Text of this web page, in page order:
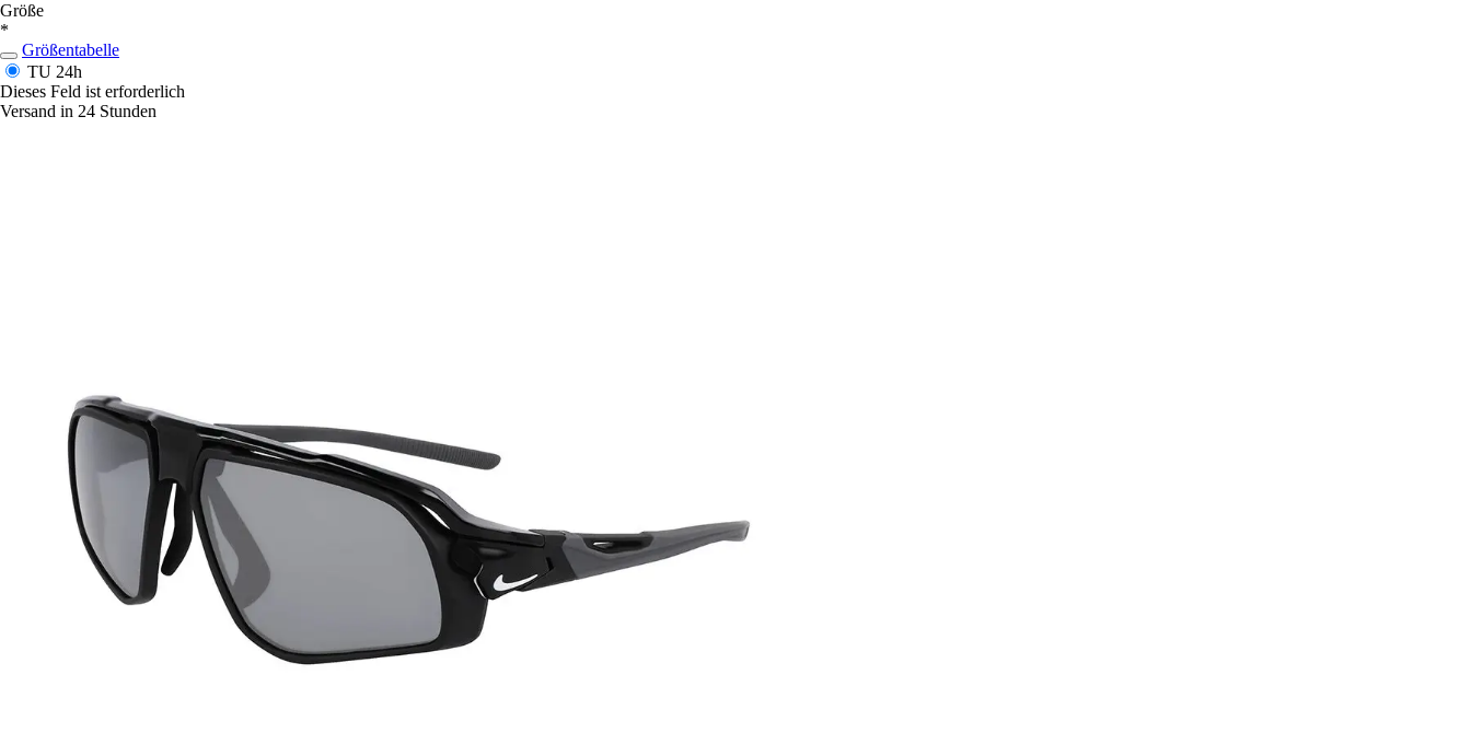
Größe
*
Größentabelle
TU 24h
Dieses Feld ist erforderlich
Versand in 24 Stunden